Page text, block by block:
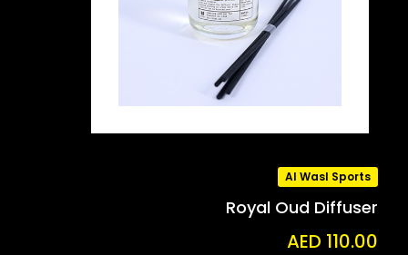
Al Wasl Sports
Royal Oud Diffuser
AED 110.00